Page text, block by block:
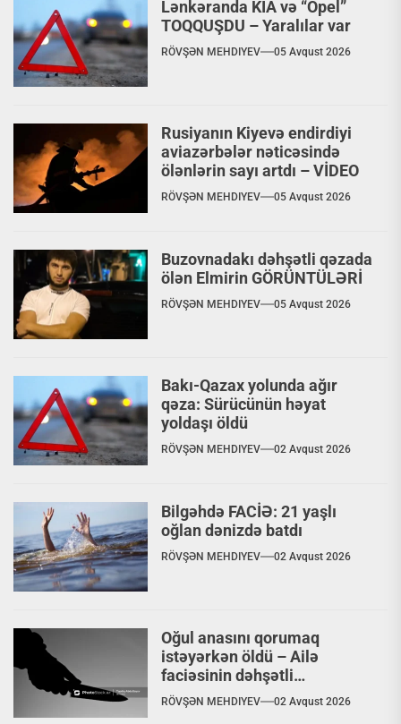
Lənkəranda KIA və “Opel”
TOQQUŞDU – Yaralılar var
RÖVŞƏN MEHDIYEV 05 Avqust 2026
Rusiyanın Kiyevə endirdiyi
aviazərbələr nəticəsində
ölənlərin sayı artdı – VİDEO
RÖVŞƏN MEHDIYEV 05 Avqust 2026
Buzovnadakı dəhşətli qəzada
ölən Elmirin GÖRÜNTÜLƏRİ
RÖVŞƏN MEHDIYEV 05 Avqust 2026
Bakı-Qazax yolunda ağır
qəza: Sürücünün həyat
yoldaşı öldü
RÖVŞƏN MEHDIYEV 02 Avqust 2026
Bilgəhdə FACİƏ: 21 yaşlı
oğlan dənizdə batdı
RÖVŞƏN MEHDIYEV 02 Avqust 2026
Oğul anasını qorumaq
istəyərkən öldü – Ailə
faciəsinin dəhşətli
TƏFƏRRÜATI
RÖVŞƏN MEHDIYEV 02 Avqust 2026